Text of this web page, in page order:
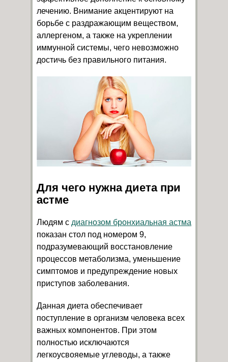
лечению. Внимание акцентируют на
борьбе с раздражающим веществом,
аллергеном, а также на укреплении
иммунной системы, чего невозможно
достичь без правильного питания.
Для чего нужна диета при
астме
Людям с диагнозом бронхиальная астма
показан стол под номером 9,
подразумевающий восстановление
процессов метаболизма, уменьшение
симптомов и предупреждение новых
приступов заболевания.
Данная диета обеспечивает
поступление в организм человека всех
важных компонентов. При этом
полностью исключаются
легкоусвояемые углеводы, а также